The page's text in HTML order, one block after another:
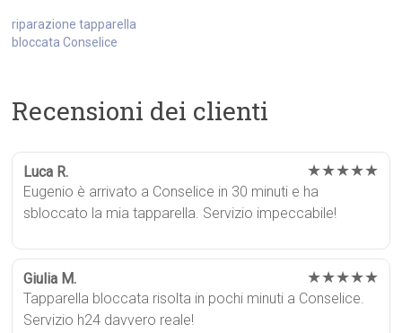
riparazione tapparella
bloccata Conselice
Recensioni dei clienti
Luca R. ★★★★★
Eugenio è arrivato a Conselice in 30 minuti e ha
sbloccato la mia tapparella. Servizio impeccabile!
Giulia M. ★★★★★
Tapparella bloccata risolta in pochi minuti a Conselice.
Servizio h24 davvero reale!